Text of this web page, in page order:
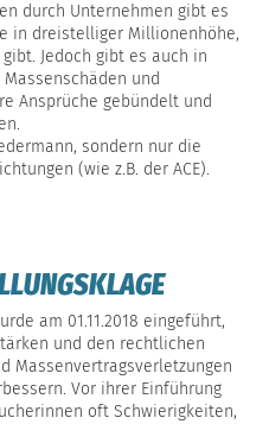
durch Unternehmen gibt es
in dreistelliger Millionenhöhe,
Jedoch gibt es auch in
und
Ansprüche gebündelt und
sondern nur die
(wie z.B. der ACE).
am 01.11.2018 eingeführt,
und den rechtlichen
Massenvertragsverletzungen
Vor ihrer Einführung
oft Schwierigkeiten,